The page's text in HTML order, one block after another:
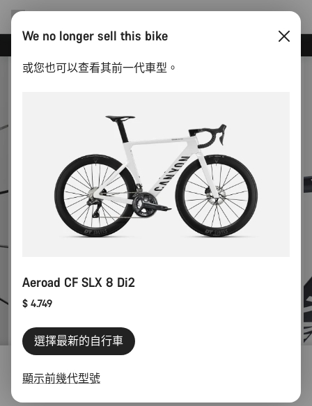
Aeroad CF SLX 8 Di2
We no longer sell this bike
或您也可以查看其前一代車型。
Aeroad CF SLX 8 Di2
$ 4.749
選擇最新的自行車
顯示前幾代型號